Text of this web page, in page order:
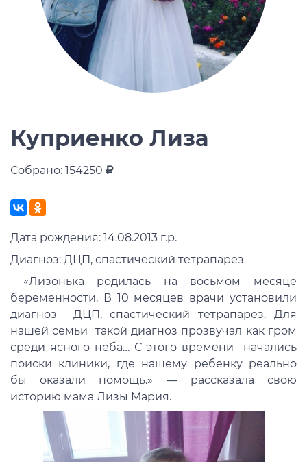
Куприенко Лиза
Собрано: 154250
Дата рождения: 14.08.2013 г.р.
Диагноз: ДЦП, спастический тетрапарез
«Лизонька родилась на восьмом месяце
беременности. В 10 месяцев врачи установили
диагноз ДЦП, спастический тетрапарез. Для
нашей семьи такой диагноз прозвучал как гром
среди ясного неба… С этого времени начались
поиски клиники, где нашему ребенку реально
бы оказали помощь.» — рассказала свою
историю мама Лизы Мария.